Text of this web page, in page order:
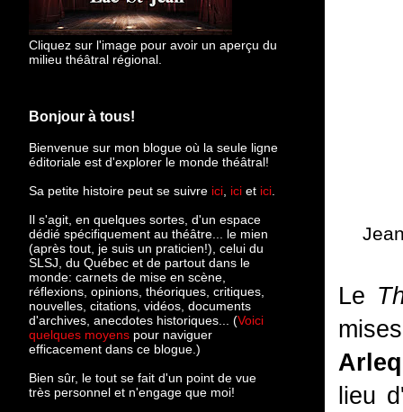
Le
lieu
Cliquez sur l'image pour avoir un aperçu du
milieu théâtral régional.
Bonjour à tous!
Bienvenue sur mon blogue où la seule ligne
éditoriale est d'explorer le monde théâtral!
Sa petite histoire peut se suivre ici ici et ici
Il s'agit, en quelques sortes, d'un espace
dédié spécifiquement au théâtre... le mien
(après tout, je suis un praticien!), celui du
SLSJ, du Québec et de partout dans le
monde: carnets de mise en scène,
réflexions, opinions, théoriques, critiques,
nouvelles, citations, vidéos, documents
d'archives, anecdotes historiques... (Voici
quelques moyens pour naviguer
efficacement dans ce blogue.)
Bien sûr, le tout se fait d'un point de vue
très personnel et n'engage que moi!